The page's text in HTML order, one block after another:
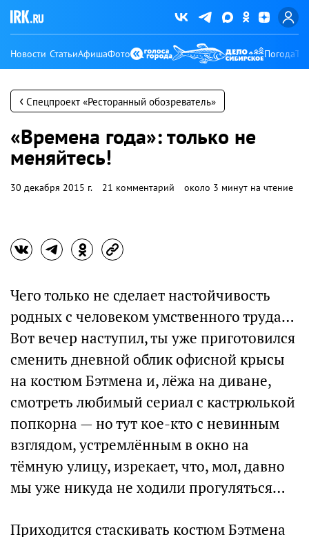
Новости СтатьиАфишаФото Погода
‹ Спецпроект «Ресторанный обозреватель»
«Времена года»: только не
меняйтесь!
30 декабря 2015 г. 21 комментарий около 3 минут на чтение
Чего только не сделает настойчивость
родных с человеком умственного труда…
Вот вечер наступил, ты уже приготовился
сменить дневной облик офисной крысы
на костюм Бэтмена и, лёжа на диване,
смотреть любимый сериал с кастрюлькой
попкорна — но тут кое-кто с невинным
взглядом, устремлённым в окно на
тёмную улицу, изрекает, что, мол, давно
мы уже никуда не ходили прогуляться…
Приходится стаскивать костюм Бэтмена